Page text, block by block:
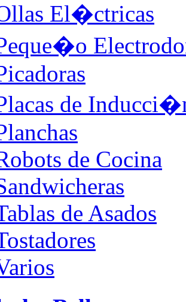
El�ctricas
de
de Cocina
de Asados